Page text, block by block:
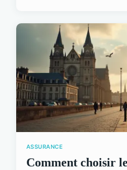
ASSURANCE
Comment choisir